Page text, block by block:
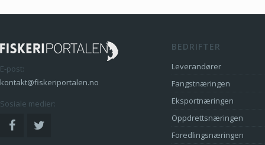
E-post:
kontakt@fiskeriportalen.no
Sosiale medier:
BEDRIFTER
Leverandører
Fangstnæringen
Eksportnæringen
Oppdrettsnæringen
Foredlingsnæringen